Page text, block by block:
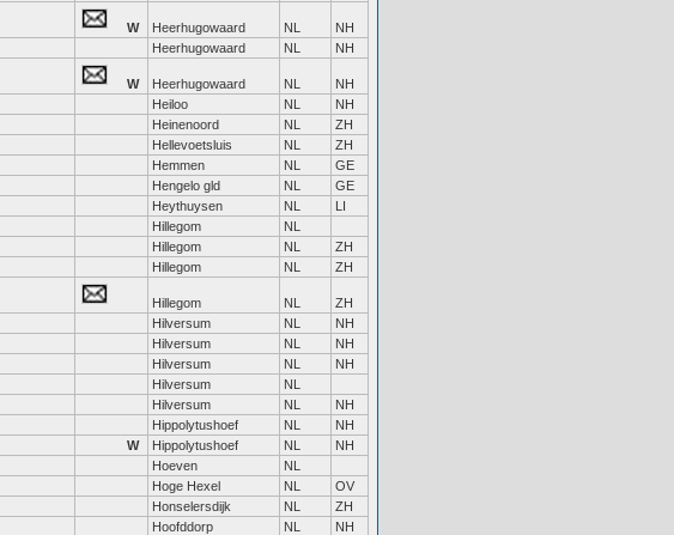
W Heerhugowaard NL
NH
Heerhugowaard NL NH
W Heerhugowaard NL
NH
Heiloo NL
NH
Heinenoord NL
ZH
Hellevoetsluis NL
ZH
Hemmen NL
GE
Hengelo gld NL
GE
Heythuysen NL
LI
Hillegom
NL
Hillegom NL
ZH
Hillegom NL ZH
Hillegom NL
ZH
Hilversum NL
NH
Hilversum NL
NH
Hilversum NL
NH
Hilversum
NL
Hilversum NL
NH
Hippolytushoef NL
NH
W Hippolytushoef NL
NH
Hoeven
NL
Hoge Hexel NL
OV
Honselersdijk NL
ZH
Hoofddorp NL
NH